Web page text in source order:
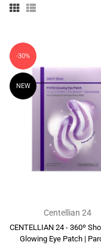
-30%
NEW
Centellian 24
CENTELLIAN 24 - 360º
Glowing Eye Patch |